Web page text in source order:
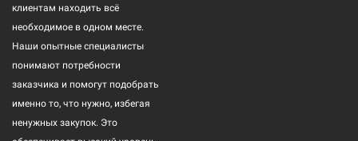
клиентам находить всё
необходимое в одном месте.
Наши опытные специалисты
понимают потребности
заказчика и помогут подобрать
именно то, что нужно, избегая
ненужных закупок. Это